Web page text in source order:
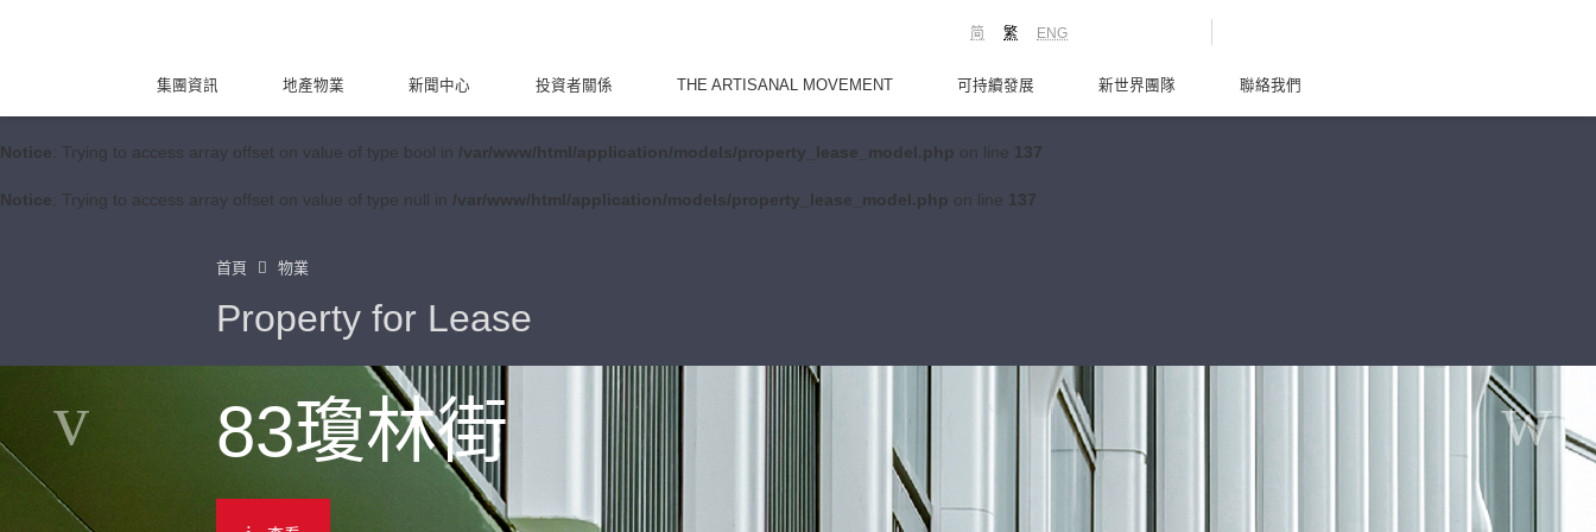
Notice: Trying to access array offset on value of type bool in /var/www/html/application/models/property_lease_model.php on line 137
Notice: Trying to access array offset on value of type null in /var/www/html/application/models/property_lease_model.php on line 137
ENG
繁
简
集團資訊 地產物業 新聞中心 投資者關係 THE ARTISANAL MOVEMENT 可持續發展 新世界團隊 聯絡我們
首頁 物業
Property for Lease
83瓊林街